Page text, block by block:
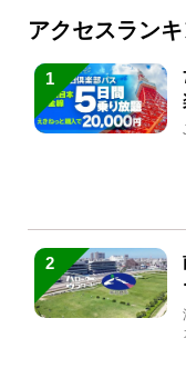
アクセスラン
1
2